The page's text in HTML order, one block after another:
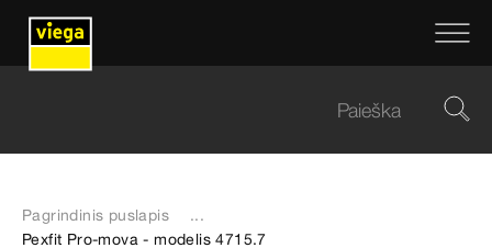
Pagrindinis puslapis
...
Pexfit Pro-mova - modelis 4715.7